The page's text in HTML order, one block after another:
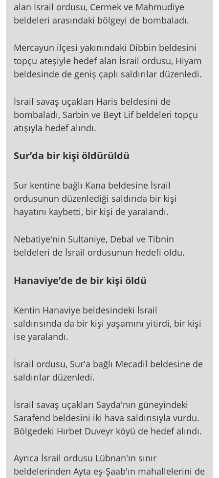
alan İsrail ordusu, Cermek ve Mahmudiye
beldeleri arasındaki bölgeyi de bombaladı.
Mercayun ilçesi yakınındaki Dibbin beldesini
topçu ateşiyle hedef alan İsrail ordusu, Hiyam
beldesinde de geniş çaplı saldırılar düzenledi.
İsrail savaş uçakları Haris beldesini de
bombaladı, Sarbin ve Beyt Lif beldeleri topçu
atışıyla hedef alındı.
Sur’da bir kişi öldürüldü
Sur kentine bağlı Kana beldesine İsrail
ordusunun düzenlediği saldırıda bir kişi
hayatını kaybetti, bir kişi de yaralandı.
Nebatiye'nin Sultaniye, Debal ve Tibnin
beldeleri de İsrail ordusunun hedefi oldu.
Hanaviye’de de bir kişi öldü
Kentin Hanaviye beldesindeki İsrail
saldırısında da bir kişi yaşamını yitirdi, bir kişi
ise yaralandı.
İsrail ordusu, Sur'a bağlı Mecadil beldesine de
saldırılar düzenledi.
İsrail savaş uçakları Sayda'nın güneyindeki
Sarafend beldesini iki hava saldırısıyla vurdu.
Bölgedeki Hırbet Duveyr köyü de hedef alındı.
Ayrıca İsrail ordusu Lübnan'ın sınır
beldelerinden Ayta eş-Şaab'ın mahallelerini de